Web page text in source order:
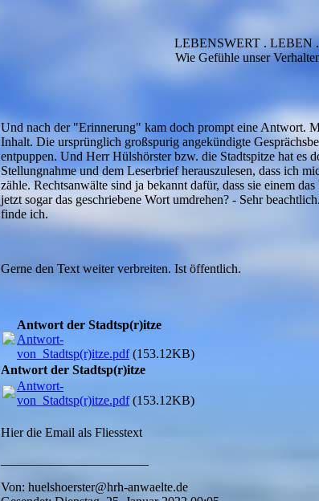
LEBENSWERT . LEBEN
Wie Gefühle unser
Und nach der "Erinnerung" kam doch prompt eine Antwort.
Inhalt. Die ursprünglich großspurig angekündigte
entpuppen. Und Herr Hülshörster bzw. die Stadtspitze hat es
Stellungnahme und dem Leserbrief herauszulesen, dass ich
zähle. Rechtsanwälte sind ja bekannt dafür, dass sie einem
jetzt sogar das geschriebene Wort umdrehen? - Sehr
finde ich.
Gerne den Text weiter verbreiten. Ist öffentlich.
Antwort der Stadtsp(r)itze
Antwort-
von_Stadtsp(r)itze.pdf(153.12KB)
Antwort der Stadtsp(r)itze
Antwort-
von_Stadtsp(r)itze.pdf(153.12KB)
Hier die Email als Fliesstext
Von: huelshoerster@hrh-anwaelte.de